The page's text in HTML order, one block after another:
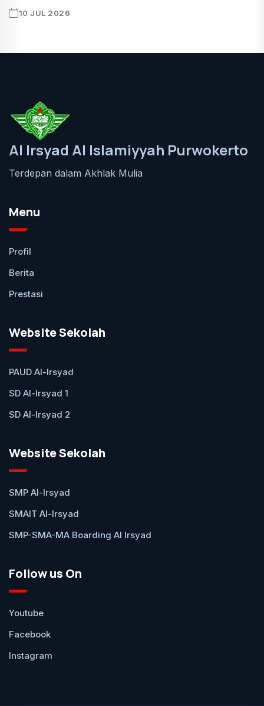
10 JUL 2026
Al Irsyad Al Islamiyyah Purwokerto
Terdepan dalam Akhlak Mulia
Menu
Profil
Berita
Prestasi
Website Sekolah
PAUD Al-Irsyad
SD Al-Irsyad 1
SD Al-Irsyad 2
Website Sekolah
SMP Al-Irsyad
SMAIT Al-Irsyad
SMP-SMA-MA Boarding Al Irsyad
Follow us On
Youtube
Facebook
Instagram